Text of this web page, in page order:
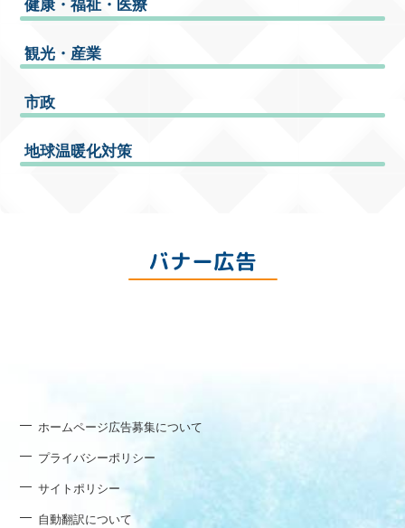
観光・産業
市政
地球温暖化対策
バナー広告
ホームページ広告募集について
プライバシーポリシー
サイトポリシー
自動翻訳について